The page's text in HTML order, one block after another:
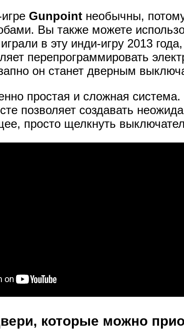
Gunpoint необычны,
Вы также можете
в эту инди-игру 2013
перепрограммировать
он станет дверным
простая и сложная
позволяет создавать
просто щелкнуть
которые можно